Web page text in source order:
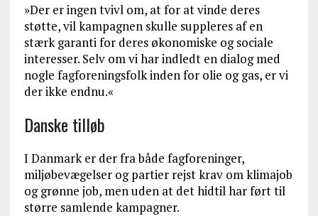
»Der er ingen tvivl om, at for at vinde deres
støtte, vil kampagnen skulle suppleres af en
stærk garanti for deres økonomiske og sociale
interesser. Selv om vi har indledt en dialog med
nogle fagforeningsfolk inden for olie og gas, er vi
der ikke endnu.«
Danske tilløb
I Danmark er der fra både fagforeninger,
miljøbevægelser og partier rejst krav om klimajob
og grønne job, men uden at det hidtil har ført til
større samlende kampagner.